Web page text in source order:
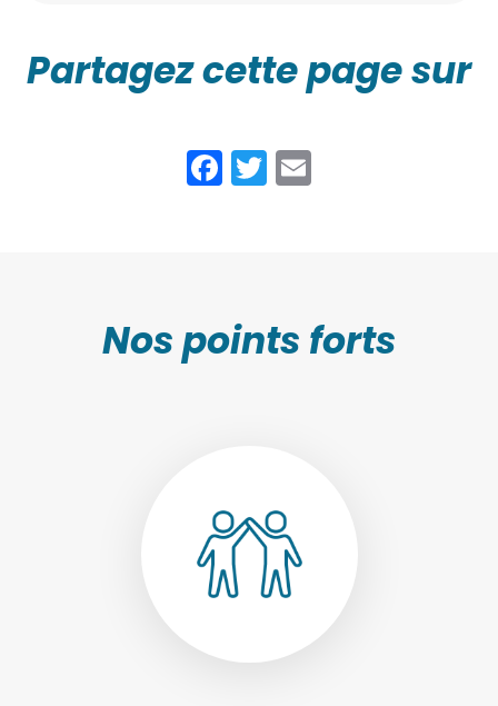
Partagez cette page sur
Facebook
Twitter
Nos points forts